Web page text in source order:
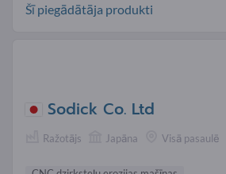
Šī piegādātāja produkti
Sodick Co. Ltd
Ražotājs Japāna Visā pasaulē